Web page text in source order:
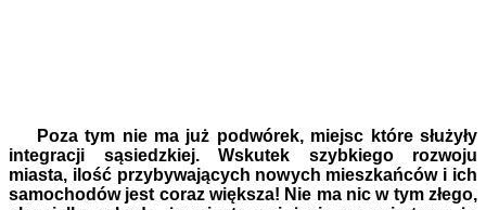
Poza tym nie ma już podwórek, miejsc które służyły
integracji sąsiedzkiej. Wskutek szybkiego rozwoju
miasta, ilość przybywających nowych mieszkańców i ich
samochodów jest coraz większa! Nie ma nic w tym złego,